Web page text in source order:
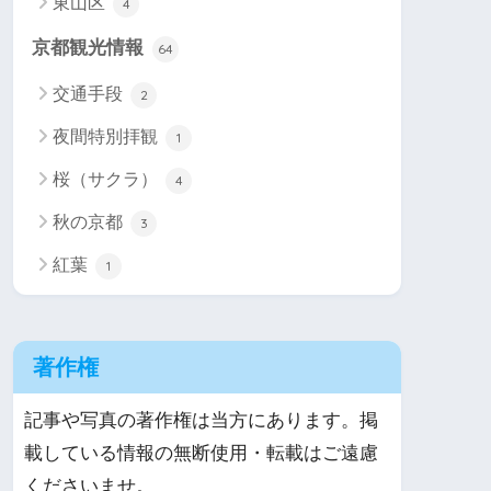
4
京都観光情報 64
交通手段 2
夜間特別拝観 1
桜（サクラ） 4
秋の京都 3
紅葉 1
著作権
記事や写真の著作権は当方にあります。掲
載している情報の無断使用・転載はご遠慮
くださいませ。